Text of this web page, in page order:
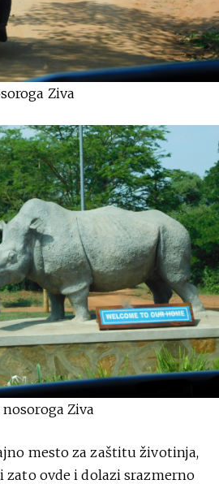
Ziva
Ziva
mesto za zaštitu životinja,
zato ovde i dolazi srazmerno